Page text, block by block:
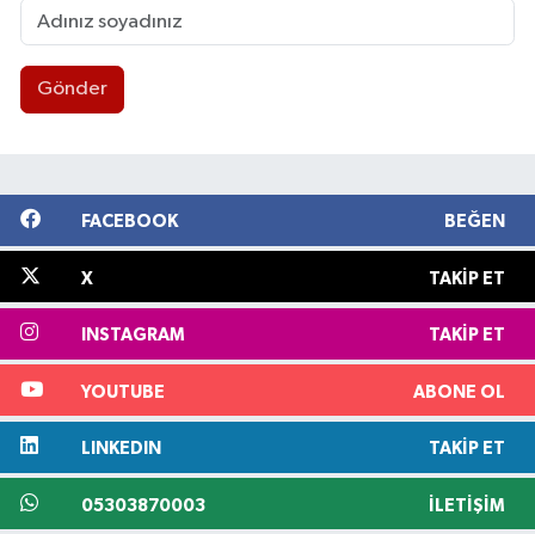
Gönder
FACEBOOK BEĞEN
X TAKIP ET
INSTAGRAM TAKIP ET
YOUTUBE ABONE OL
LINKEDIN TAKIP ET
05303870003 İLETIŞIM